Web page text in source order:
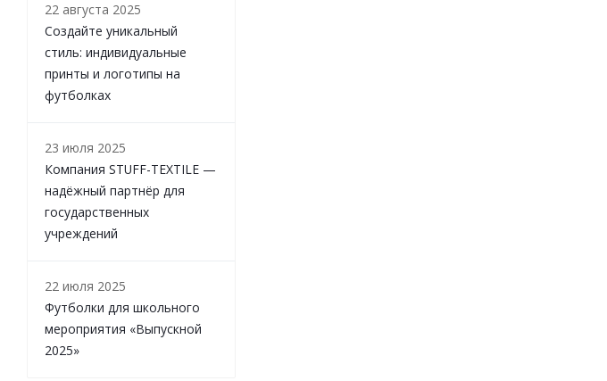
22 августа 2025
Создайте уникальный
стиль: индивидуальные
принты и логотипы на
футболках
23 июля 2025
Компания STUFF-TEXTILE —
надёжный партнёр для
государственных
учреждений
22 июля 2025
Футболки для школьного
мероприятия «Выпускной
2025»